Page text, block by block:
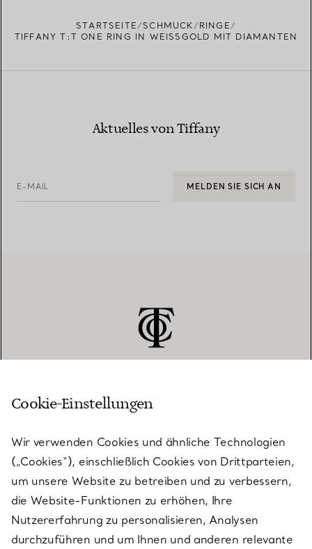
STARTSEITE SCHMUCK
RINGE
TIFFANY T:T ONE RING IN WEISSGOLD MIT DIAMANTEN
Aktuelles von Tiffany
E-MAIL MELDEN SIE SICH AN
KUNDENSERVICE
SERVICES
ÜBER TIFFANY & CO.
Cookie-Einstellungen
Wir verwenden Cookies und ähnliche Technologien
(„Cookies“), einschließlich Cookies von Drittparteien,
um unsere Website zu betreiben und zu verbessern,
die Website-Funktionen zu erhöhen, Ihre
Nutzererfahrung zu personalisieren, Analysen
durchzuführen und um Ihnen und anderen relevante